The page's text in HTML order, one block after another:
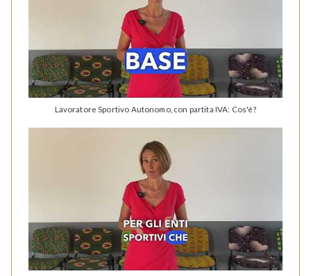
Lavoratore Sportivo Autonomo, con partita IVA: Cos'è?